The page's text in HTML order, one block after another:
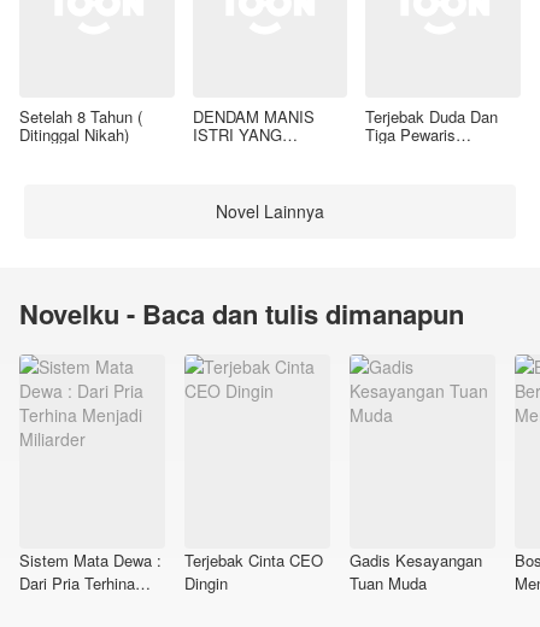
Setelah 8 Tahun (
Ditinggal Nikah)
DENDAM MANIS
ISTRI YANG
Terjebak Duda Dan
Tiga Pewaris
Novel Lainnya
Novelku - Baca dan tulis dimanapun
Sistem Mata Dewa :
Dari Pria Terhina
Terjebak Cinta CEO
Dingin
Gadis Kesayangan
Tuan Muda